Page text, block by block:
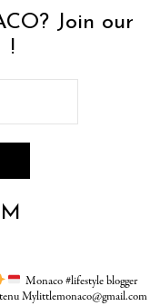
Join our
!
Monaco #lifestyle blogger
Mylittlemonaco@gmail.com